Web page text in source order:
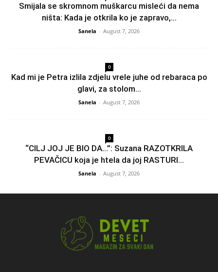
Smijala se skromnom muškarcu misleći da nema
ništa: Kada je otkrila ko je zapravo,...
Sanela - August 7, 2026
0
Kad mi je Petra izlila zdjelu vrele juhe od rebaraca po
glavi, za stolom...
Sanela - August 7, 2026
0
“CILJ JOJ JE BIO DA…”: Suzana RAZOTKRILA
PEVAČICU koja je htela da joj RASTURI...
Sanela - August 7, 2026